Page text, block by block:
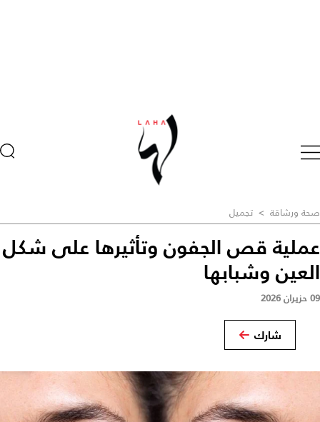
صحة ورشاقة > تجميل
عملية قص الجفون وتأثيرها على شكل
العين وشبابها
09 حزيران 2026
شارك